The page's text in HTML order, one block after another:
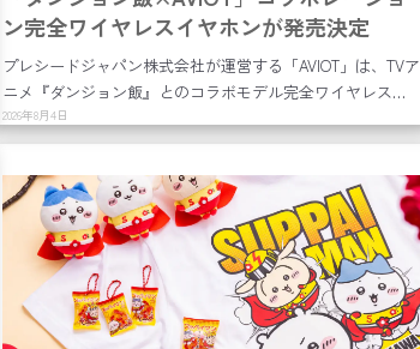
ン完全ワイヤレスイヤホンが発売決定
プレシードジャパン株式会社が運営する「AVIOT」は、TVア
ニメ『ダンジョン飯』とのコラボモデル完全ワイヤレス…
2026年8月4日